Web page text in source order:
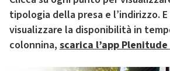
tipologia della presa e l’indirizzo.
visualizzare la disponibilità in
colonnina, scarica l’app